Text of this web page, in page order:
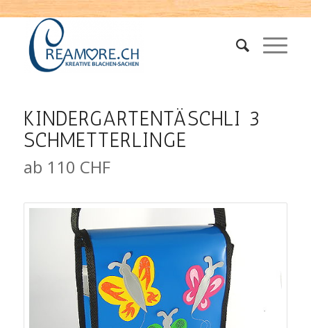
KINDERGARTENTÄSCHLI 3
SCHMETTERLINGE
ab 110 CHF